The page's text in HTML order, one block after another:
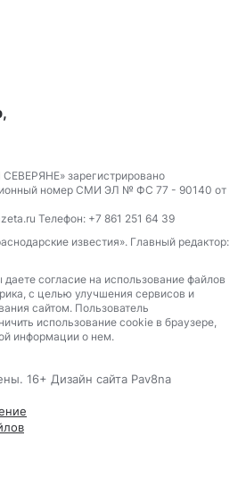
зарегистрировано
номер СМИ ЭЛ № ФС 77 - 90140 от
Телефон: +7 861 251 64 39
известия». Главный редактор:
согласие на использование файлов
с целью улучшения сервисов и
сайтом. Пользователь
использование сооkіе в браузере,
информации о нем.
16+ Дизайн сайта Pav8na